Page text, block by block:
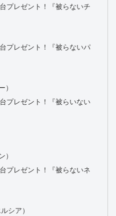
プレゼント！『被らないチ
プレゼント！『被らないパ
プレゼント！『被らいない
プレゼント！『被らないネ
シア）